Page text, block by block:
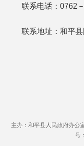
联系电话：0762－
联系地址：和平县
主办：和平县人民政府办
号